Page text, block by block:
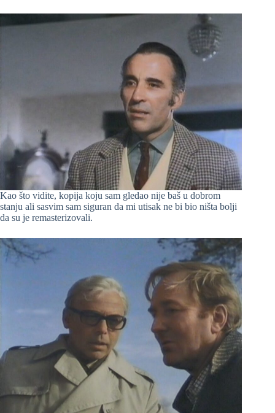
Kao što vidite, kopija koju sam gledao nije baš u dobrom
stanju ali sasvim sam siguran da mi utisak ne bi bio ništa bolji
da su je remasterizovali.